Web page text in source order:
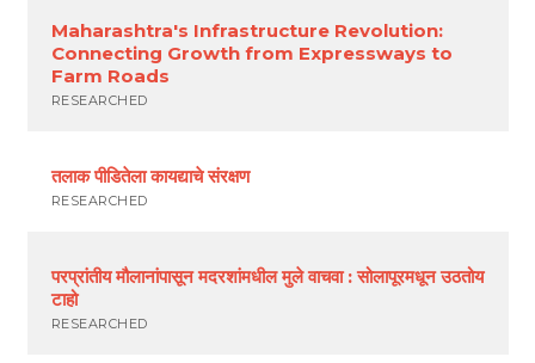
Maharashtra's Infrastructure Revolution:
Connecting Growth from Expressways to
Farm Roads
RESEARCHED
तलाक पीडितेला कायद्याचे संरक्षण
RESEARCHED
परप्रांतीय मौलानांपासून मदरशांमधील मुले वाचवा : सोलापूरमधून उठतोय
टाहो
RESEARCHED